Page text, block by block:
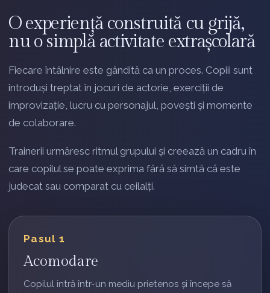
O experiență construită cu grijă,
nu o simplă activitate extrașcolară
Fiecare întâlnire este gândită ca un proces. Copiii sunt
introduși treptat în jocuri de actorie, exerciții de
improvizație, lucru cu personajul, povești și momente
de colaborare.
Trainerii urmăresc ritmul grupului și creează un cadru în
care copilul se poate exprima fără să simtă că este
judecat sau comparat cu ceilalți.
Pasul 1
Acomodare
Copilul intră într-un mediu prietenos și începe să